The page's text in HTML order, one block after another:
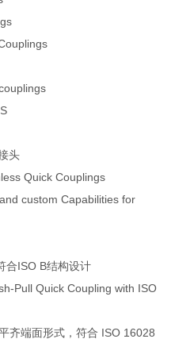
头
Quick Couplings
custom Capabilities for
合ISO B结构设计
Pull Quick Coupling with ISO
齐端面形式，符合 ISO 16028